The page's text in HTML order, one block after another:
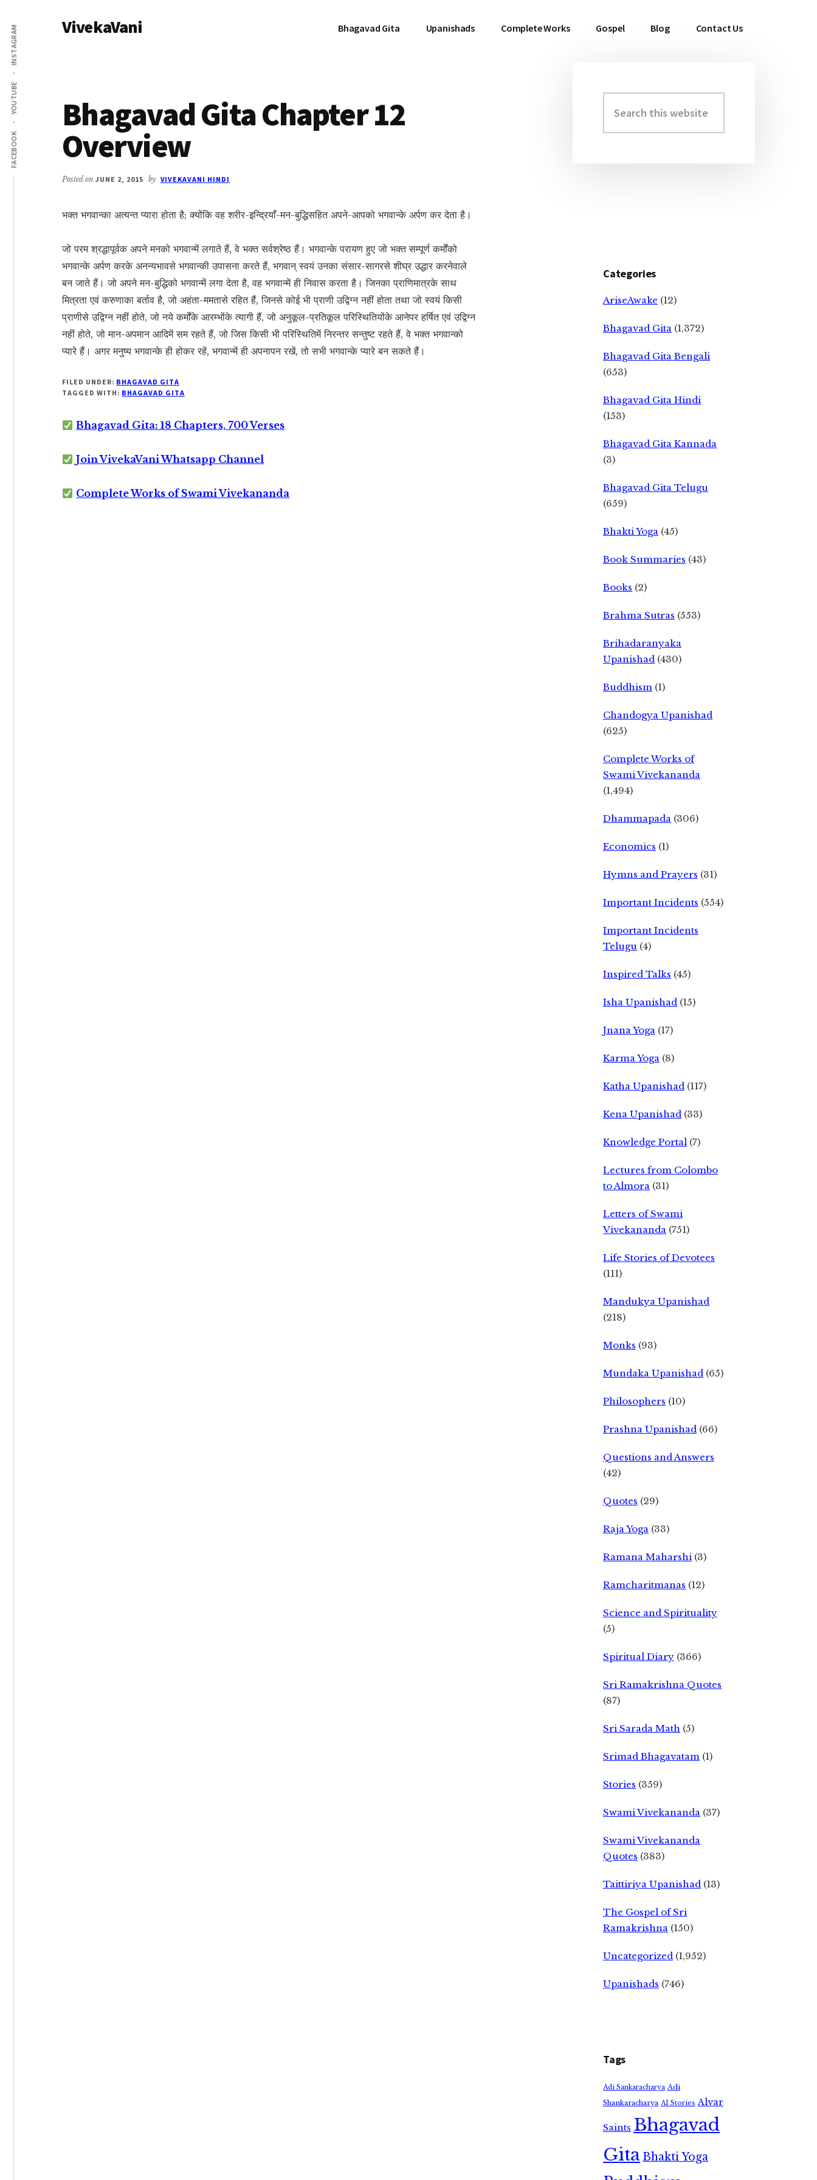
main
content
primary
sidebar
Additional
menu
FACEBOOK
YOUTUBE
INSTAGRAM VivekaVani Bhagavad Gita Upanishads Complete Works Gospel Blog Contact Us
Bhagavad Gita Chapter 12
Overview
Posted on JUNE 2, 2015 by VIVEKAVANI HINDI
भक्त भगवान्का अत्यन्त प्यारा होता है; क्योंकि वह शरीर-इन्द्रियाँ-मन-बुद्धिसहित अपने-आपको भगवान्के अर्पण कर देता है।
जो परम श्रद्धापूर्वक अपने मनको भगवान्में लगाते हैं, वे भक्त सर्वश्रेष्ठ हैं। भगवान्के परायण हुए जो भक्त सम्पूर्ण कर्मोंको
भगवान्के अर्पण करके अनन्यभावसे भगवान्की उपासना करते हैं, भगवान् स्वयं उनका संसार-सागरसे शीघ्र उद्धार करनेवाले
बन जाते हैं। जो अपने मन-बुद्धिको भगवान्में लगा देता है, वह भगवान्में ही निवास करता है। जिनका प्राणिमात्रके साथ
मित्रता एवं करुणाका बर्ताव है, जो अहंता-ममतासे रहित हैं, जिनसे कोई भी प्राणी उद्विग्न नहीं होता तथा जो स्वयं किसी
प्राणीसे उद्विग्न नहीं होते, जो नये कर्मोंके आरम्भोंके त्यागी हैं, जो अनुकूल-प्रतिकूल परिस्थितियोंके आनेपर हर्षित एवं उद्विग्न
नहीं होते, जो मान-अपमान आदिमें सम रहते हैं, जो जिस किसी भी परिस्थितिमें निरन्तर सन्तुष्ट रहते हैं, वे भक्त भगवान्को
प्यारे हैं। अगर मनुष्य भगवान्के ही होकर रहें, भगवान्में ही अपनापन रखें, तो सभी भगवान्के प्यारे बन सकते हैं।
FILED UNDER: BHAGAVAD GITA
TAGGED WITH: BHAGAVAD GITA
Bhagavad Gita: 18 Chapters, 700 Verses
Join VivekaVani Whatsapp Channel
Complete Works of Swami Vivekananda
Primary
Sidebar
this
website
Categories
AriseAwake (12)
Bhagavad Gita (1,372)
Bhagavad Gita Bengali
(653)
Bhagavad Gita Hindi
(153)
Bhagavad Gita Kannada
(3)
Bhagavad Gita Telugu
(659)
Bhakti Yoga (45)
Book Summaries (43)
Books (2)
Brahma Sutras (553)
Brihadaranyaka
Upanishad (430)
Buddhism (1)
Chandogya Upanishad
(625)
Complete Works of
Swami Vivekananda
(1,494)
Dhammapada (306)
Economics (1)
Hymns and Prayers (31)
Important Incidents (554)
Important Incidents
Telugu (4)
Inspired Talks (45)
Isha Upanishad (15)
Jnana Yoga (17)
Karma Yoga (8)
Katha Upanishad (117)
Kena Upanishad (33)
Knowledge Portal (7)
Lectures from Colombo
to Almora (31)
Letters of Swami
Vivekananda (751)
Life Stories of Devotees
(111)
Mandukya Upanishad
(218)
Monks (93)
Mundaka Upanishad (65)
Philosophers (10)
Prashna Upanishad (66)
Questions and Answers
(42)
Quotes (29)
Raja Yoga (33)
Ramana Maharshi (3)
Ramcharitmanas (12)
Science and Spirituality
(5)
Spiritual Diary (366)
Sri Ramakrishna Quotes
(87)
Sri Sarada Math (5)
Srimad Bhagavatam (1)
Stories (359)
Swami Vivekananda (37)
Swami Vivekananda
Quotes (383)
Taittiriya Upanishad (13)
The Gospel of Sri
Ramakrishna (150)
Uncategorized (1,952)
Upanishads (746)
Tags
Adi Sankaracharya Adi
Shankaracharya AI Stories Alvar
Saints Bhagavad
GitaBhakti Yoga